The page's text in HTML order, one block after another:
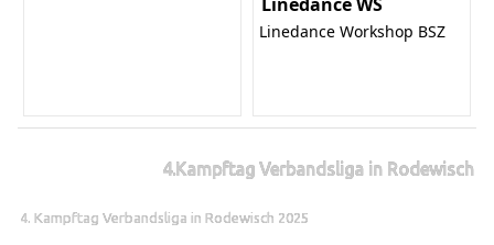
Linedance Workshop BSZ
4.Kampftag Verbandsliga in Rodewisch
4. Kampftag Verbandsliga in Rodewisch 2025